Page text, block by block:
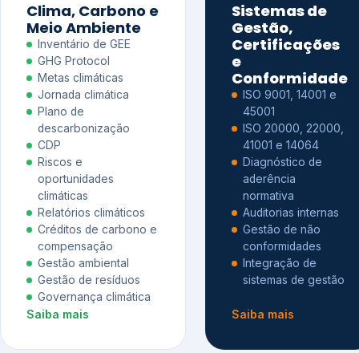
Clima, Carbono e
Meio Ambiente
Inventário de GEE
GHG Protocol
Metas climáticas
Jornada climática
Plano de
descarbonização
CDP
Riscos e
oportunidades
climáticas
Relatórios climáticos
Créditos de carbono e
compensação
Gestão ambiental
Gestão de resíduos
Governança climática
Saiba mais
Sistemas de
Gestão,
Certificações
e
Conformidade
ISO 9001, 14001 e
45001
ISO 20000, 22000,
41001 e 14064
Diagnóstico de
aderência
normativa
Auditorias internas
Gestão de não
conformidades
Integração de
sistemas de gestão
Saiba mais